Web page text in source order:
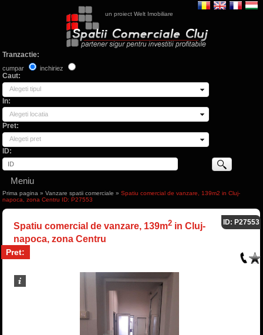
un proiect Welt Imobiliare
Tranzactie:
cumpar inchiriez
Caut:
Alegeti tipul
In:
Alegeti locatia
Pret:
Alegeti pret
ID:
Meniu
Prima pagina »Vanzare spatii comerciale »Spatiu comercial de vanzare, 139m2 in Cluj-
napoca, zona Centru ID: P27553
Spatiu comercial de vanzare, 139m2in Cluj-
napoca, zona Centru
Pret:
ID: P27553